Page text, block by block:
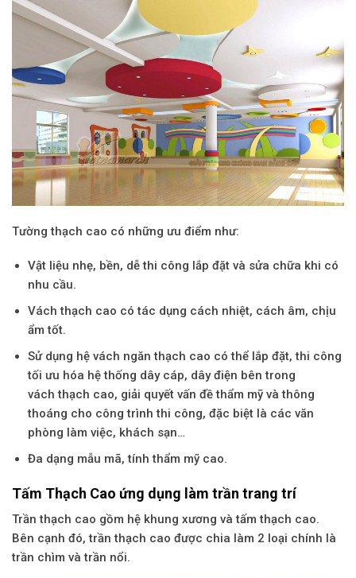
Tườngthạch cao có những ưu điểm như:
Vật liệu nhẹ, bền, dễ thi công lắp đặt và sửa chữa khi có
nhu cầu.
Vách thạch cao có tác dụng cách nhiệt, cách âm, chịu
ẩm tốt.
Sử dụng hệ vách ngănthạch cao có thể lắp đặt, thi công
tối ưu hóa hệ thống dây cáp, dây điện bên trong
váchthạch cao, giải quyết vấn đề thẩm mỹ và thông
thoáng cho công trình thi công, đặc biệt là các văn
phòng làm việc, khách sạn…
Đa dạng mẫu mã, tính thẩm mỹ cao.
Tấm Thạch Cao ứng dụng làm trần trang trí
Trần thạch cao gồm hệ khung xương và tấmthạch cao.
Bên cạnh đó, trần thạch cao được chia làm 2 loại chính là
trần chìm và trần nổi.